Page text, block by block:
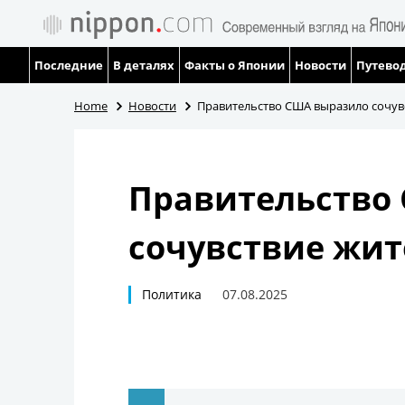
Последние В деталях Факты о Японии Новости
Home Новости Правительство США выразило
сочувствие
Политика 07.08.2025